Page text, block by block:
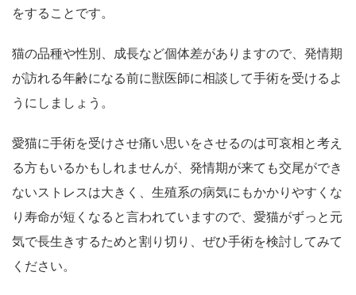
をすることです。
猫の品種や性別、成長など個体差がありますので、発情期
が訪れる年齢になる前に獣医師に相談して手術を受けるよ
うにしましょう。
愛猫に手術を受けさせ痛い思いをさせるのは可哀相と考え
る方もいるかもしれませんが、発情期が来ても交尾ができ
ないストレスは大きく、生殖系の病気にもかかりやすくな
り寿命が短くなると言われていますので、愛猫がずっと元
気で長生きするためと割り切り、ぜひ手術を検討してみて
ください。